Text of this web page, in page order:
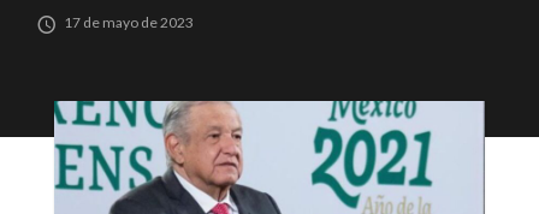
17 de mayo de 2023